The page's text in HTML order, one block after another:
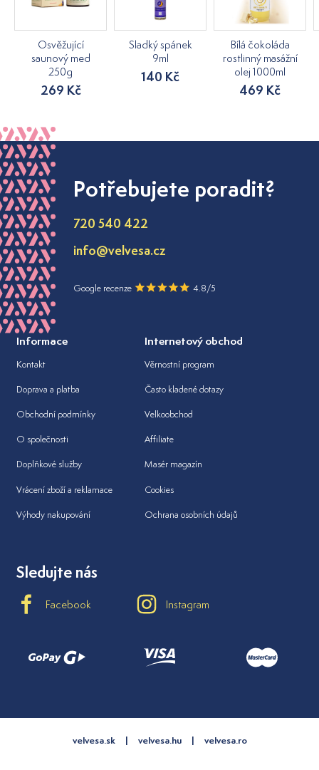
Osvěžující
saunový med
250g
269 Kč
Sladký spánek
9ml
140 Kč
Bílá čokoláda
rostlinný masážní
olej 1000ml
469 Kč
Potřebujete poradit?
720 540 422
info@velvesa.cz
Google recenze 4.8/5
Informace
Kontakt
Doprava a platba
Obchodní podmínky
O společnosti
Doplňkové služby
Vrácení zboží a reklamace
Výhody nakupování
Internetový obchod
Věrnostní program
Často kladené dotazy
Velkoobchod
Affiliate
Masér magazín
Cookies
Ochrana osobních údajů
Sledujte nás
Facebook Instagram
velvesa.sk velvesa.hu velvesa.ro